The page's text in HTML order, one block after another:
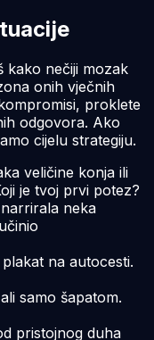
kako nečiji mozak
onih vječnih
proklete
odgovora. Ako
cijelu strategiju.
veličine konja ili
je tvoj prvi potez?
neka
na autocesti.
samo šapatom.
pristojnog duha